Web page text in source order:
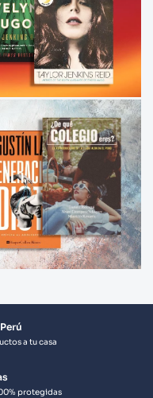
a tu casa
protegidas